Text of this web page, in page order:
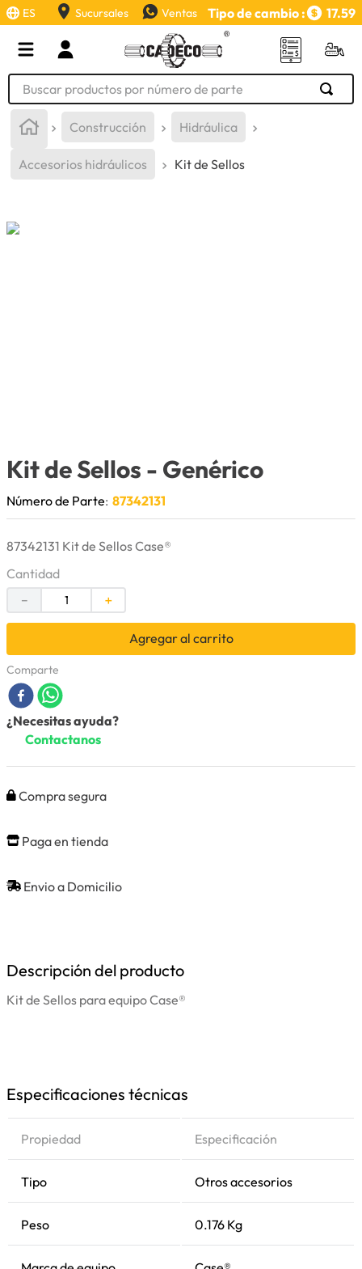
ES Sucursales Ventas Tipo de cambio : 17.59
Buscar productos por número de parte
Construcción Hidráulica
Accesorios hidráulicos Kit de Sellos
Kit de Sellos - Genérico
Número de Parte: 87342131
87342131 Kit de Sellos Case®
Cantidad
＋
－
Agregar al carrito
Comparte
¿Necesitas ayuda?
Contactanos
Compra segura
Paga en tienda
Envio a Domicilio
Descripción del producto
Kit de Sellos para equipo Case®
Especificaciones técnicas
Propiedad Especificación
Tipo Otros accesorios
Peso 0.176 Kg
TÉRMINOS MÁS BUSCADOS
2.
aceite